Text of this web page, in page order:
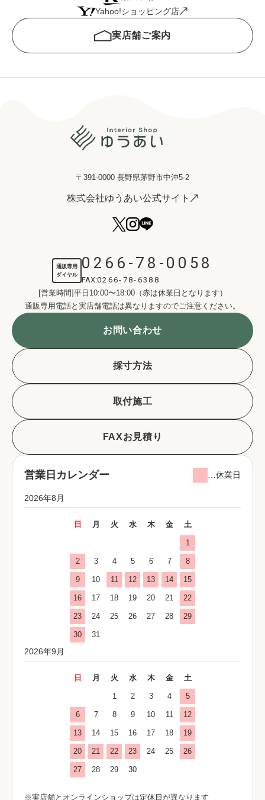
Yahoo!ショッピング店
実店舗ご案内
〒391-0000 長野県茅野市中沖5-2
株式会社ゆうあい公式サイト
通販専用
ダイヤル
0266-78-0058
FAX:0266-78-6388
[営業時間]平日10:00〜18:00（赤は休業日となります）
通販専用電話と実店舗電話は異なりますのでご注意ください。
お問い合わせ
採寸方法
取付施工
FAXお見積り
営業日カレンダー …休業日
2026年8月
日 月 火 水 木 金 土
1
2 3 4 5 6 7 8
9 10 11 12 13 14 15
16 17 18 19 20 21 22
23 24 25 26 27 28 29
30 31
2026年9月
日 月 火 水 木 金 土
1 2 3 4 5
6 7 8 9 10 11 12
13 14 15 16 17 18 19
20 21 22 23 24 25 26
27 28 29 30
※実店舗とオンラインショップは定休日が異なります